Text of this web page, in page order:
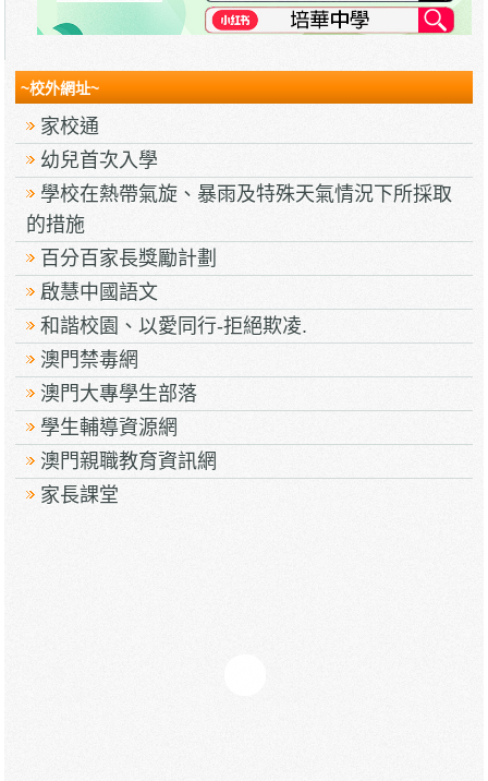
~校外網址~
家校通
幼兒首次入學
學校在熱帶氣旋、暴雨及特殊天氣情況下所採取
的措施
百分百家長獎勵計劃
啟慧中國語文
和諧校園、以愛同行-拒絕欺凌.
澳門禁毒網
澳門大專學生部落
學生輔導資源網
澳門親職教育資訊網
家長課堂